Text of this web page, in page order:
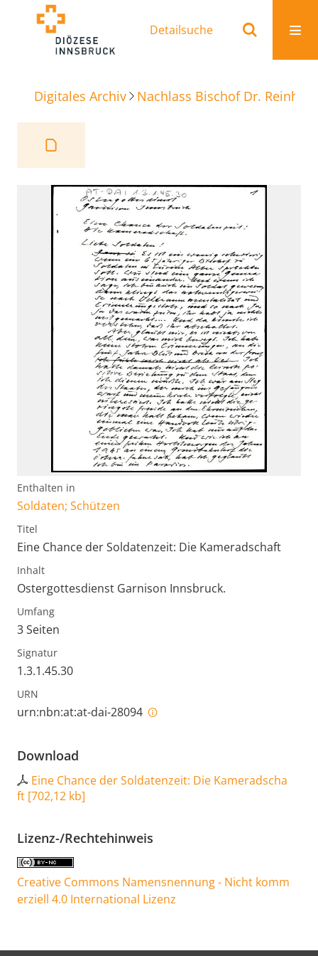
Detailsuche
Digitales Archiv Nachlass Bischof Dr.
Enthalten in
Soldaten; Schützen
Titel
Eine Chance der Soldatenzeit: Die Kameradschaft
Inhalt
Ostergottesdienst Garnison Innsbruck.
Umfang
3 Seiten
Signatur
1.3.1.45.30
URN
urn:nbn:at:at-dai-28094
Download
Eine Chance der Soldatenzeit: Die Kameradscha
ft [702,12 kb]
Lizenz-/Rechtehinweis
Creative Commons Namensnennung - Nicht komm
erziell 4.0 International Lizenz